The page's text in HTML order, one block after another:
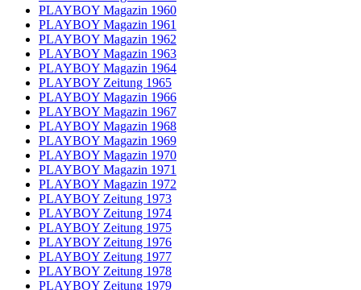
PLAYBOY Magazin 1960
PLAYBOY Magazin 1961
PLAYBOY Magazin 1962
PLAYBOY Magazin 1963
PLAYBOY Magazin 1964
PLAYBOY Zeitung 1965
PLAYBOY Magazin 1966
PLAYBOY Magazin 1967
PLAYBOY Magazin 1968
PLAYBOY Magazin 1969
PLAYBOY Magazin 1970
PLAYBOY Magazin 1971
PLAYBOY Magazin 1972
PLAYBOY Zeitung 1973
PLAYBOY Zeitung 1974
PLAYBOY Zeitung 1975
PLAYBOY Zeitung 1976
PLAYBOY Zeitung 1977
PLAYBOY Zeitung 1978
PLAYBOY Zeitung 1979